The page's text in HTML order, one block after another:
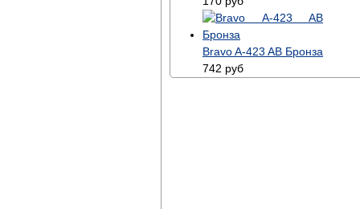
Bravo A-423 AB Бронза
742 руб